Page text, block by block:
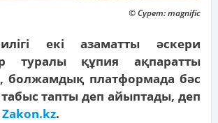
© Сурет: magnific
екі азаматты әскери
туралы құпия ақпаратты
болжамдық платформада бәс
тапты деп айыптады, деп
Zakon.kz.